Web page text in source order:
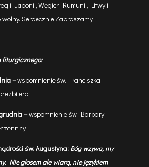
Japonii, Węgier, Rumunii, Litwy i
wolny. Serdecznie Zapraszamy.
liturgicznego:
–wspomnienie św. Franciszka
–wspomnienie św. Barbary,
św. Augustyna: Bóg wzywa, my
Nie głosem ale wiarą, nie językiem